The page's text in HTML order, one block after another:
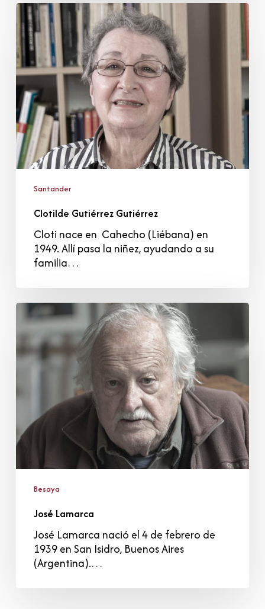
Clotilde
Gutiérrez
Gutiérrez
Santander
Clotilde Gutiérrez Gutiérrez
Cloti nace en Cahecho (Liébana) en
1949. Allí pasa la niñez, ayudando a su
familia…
José
Lamarca
Besaya
José Lamarca
José Lamarca nació el 4 de febrero de
1939 en San Isidro, Buenos Aires
(Argentina).…